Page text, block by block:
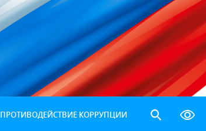
ПРОТИВОДЕЙСТВИЕ КОРРУПЦИИ